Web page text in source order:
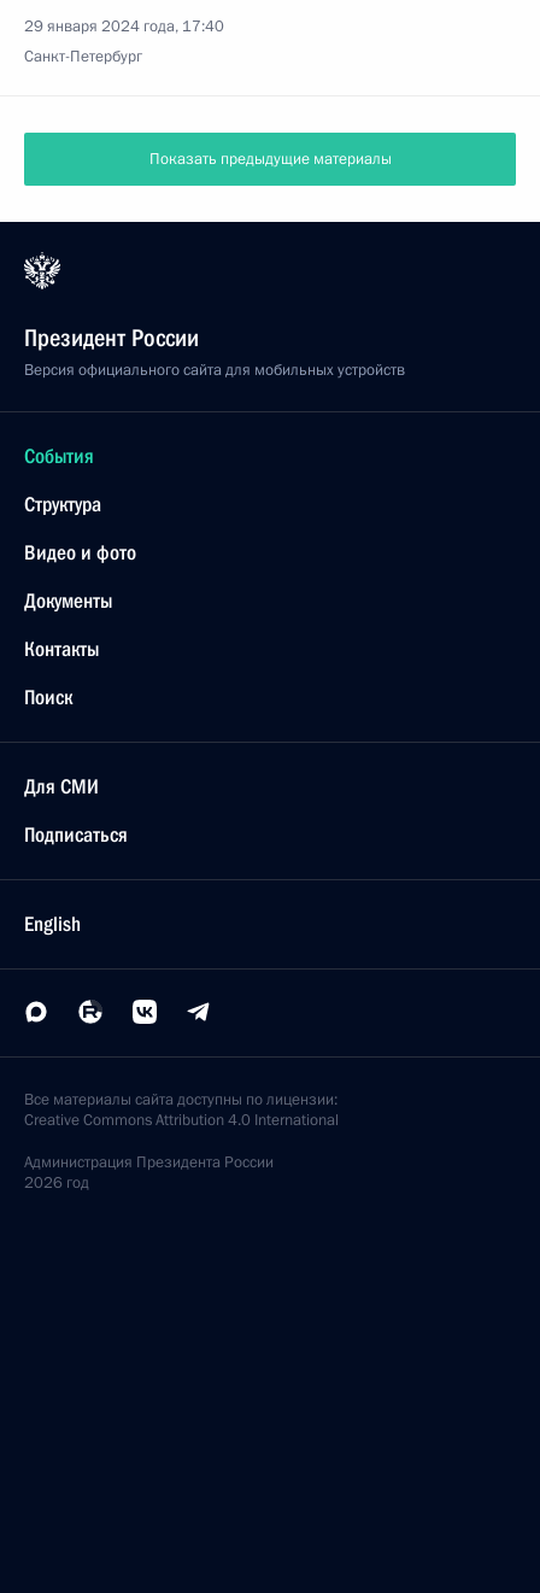
29 января 2024 года, 17:40
Санкт-Петербург
Показать предыдущие материалы
Президент России
Версия официального сайта для мобильных устройств
События
Структура
Видео и фото
Документы
Контакты
Поиск
Для СМИ
Подписаться
English
Все материалы сайта доступны по лицензии:
Creative Commons Attribution 4.0 International
Администрация Президента России
2026 год